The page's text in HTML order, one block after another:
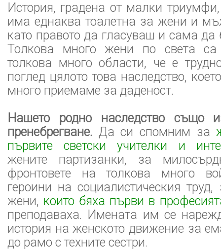
История, градена от малки
има еднаква тоалетна за жени и
като правото да гласуваш и сама
Толкова много жени по света
толкова много области, че е
поглед цялото това наследство,
много приемаме за даденост.
Нашето родно наследство също
пренебрегване. Да си спомним за
първите светски учителки и
жените партизанки, за
фронтовете на толкова много
героини на социалистическия
жени, които бяха първи в
преподаваха. Имената им се
история на женското движение за
до рамо с техните сестри.